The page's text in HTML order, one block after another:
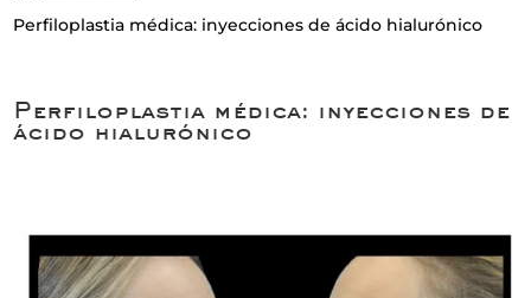
Perfiloplastia médica: inyecciones de ácido hialurónico
Perfiloplastia médica: inyecciones de
ácido hialurónico